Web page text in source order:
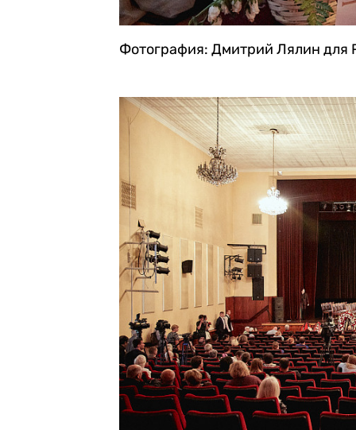
Фотография: Дмитрий Лялин для